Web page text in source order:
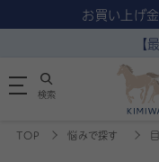
お買い上げ
【
検索
TOP 悩みで探す